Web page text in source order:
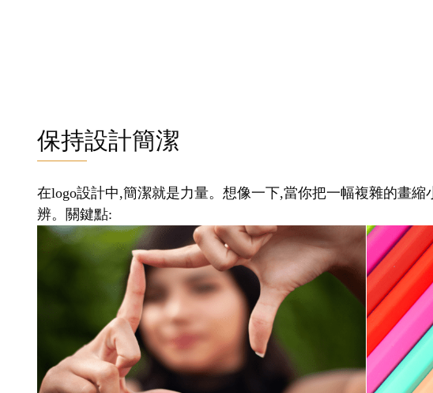
保持設計簡潔
在logo設計中,簡潔就是力量。想像一下,當你把一幅複雜的畫
辨。關鍵點: